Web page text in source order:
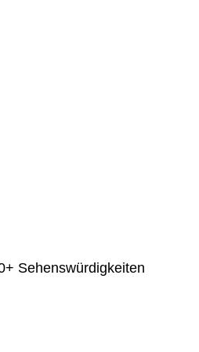
Sehenswürdigkeiten